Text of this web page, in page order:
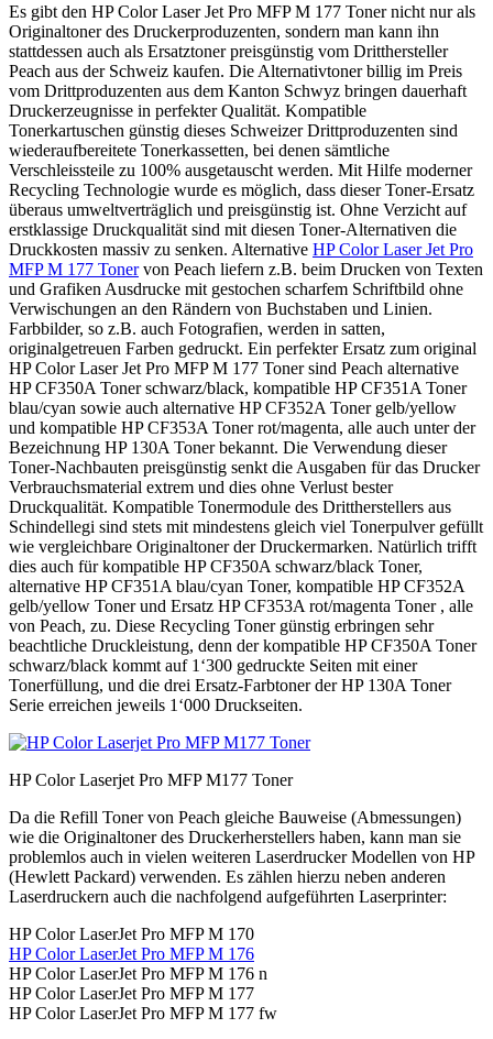
Es gibt den HP Color Laser Jet Pro MFP M 177 Toner nicht nur als
Originaltoner des Druckerproduzenten, sondern man kann ihn
stattdessen auch als Ersatztoner preisgünstig vom Dritthersteller
Peach aus der Schweiz kaufen. Die Alternativtoner billig im Preis
vom Drittproduzenten aus dem Kanton Schwyz bringen dauerhaft
Druckerzeugnisse in perfekter Qualität. Kompatible
Tonerkartuschen günstig dieses Schweizer Drittproduzenten sind
wiederaufbereitete Tonerkassetten, bei denen sämtliche
Verschleissteile zu 100% ausgetauscht werden. Mit Hilfe moderner
Recycling Technologie wurde es möglich, dass dieser Toner-Ersatz
überaus umweltverträglich und preisgünstig ist. Ohne Verzicht auf
erstklassige Druckqualität sind mit diesen Toner-Alternativen die
Druckkosten massiv zu senken. Alternative HP Color Laser Jet Pro
MFP M 177 Tonervon Peach liefern z.B. beim Drucken von Texten
und Grafiken Ausdrucke mit gestochen scharfem Schriftbild ohne
Verwischungen an den Rändern von Buchstaben und Linien.
Farbbilder, so z.B. auch Fotografien, werden in satten,
originalgetreuen Farben gedruckt. Ein perfekter Ersatz zum original
HP Color Laser Jet Pro MFP M 177 Toner sind Peach alternative
HP CF350A Toner schwarz/black, kompatible HP CF351A Toner
blau/cyan sowie auch alternative HP CF352A Toner gelb/yellow
und kompatible HP CF353A Toner rot/magenta, alle auch unter der
Bezeichnung HP 130A Toner bekannt. Die Verwendung dieser
Toner-Nachbauten preisgünstig senkt die Ausgaben für das Drucker
Verbrauchsmaterial extrem und dies ohne Verlust bester
Druckqualität. Kompatible Tonermodule des Drittherstellers aus
Schindellegi sind stets mit mindestens gleich viel Tonerpulver gefüllt
wie vergleichbare Originaltoner der Druckermarken. Natürlich trifft
dies auch für kompatible HP CF350A schwarz/black Toner,
alternative HP CF351A blau/cyan Toner, kompatible HP CF352A
gelb/yellow Toner und Ersatz HP CF353A rot/magenta Toner , alle
von Peach, zu. Diese Recycling Toner günstig erbringen sehr
beachtliche Druckleistung, denn der kompatible HP CF350A Toner
schwarz/black kommt auf 1‘300 gedruckte Seiten mit einer
Tonerfüllung, und die drei Ersatz-Farbtoner der HP 130A Toner
Serie erreichen jeweils 1‘000 Druckseiten.
HP Color Laserjet Pro MFP M177 Toner
Da die Refill Toner von Peach gleiche Bauweise (Abmessungen)
wie die Originaltoner des Druckerherstellers haben, kann man sie
problemlos auch in vielen weiteren Laserdrucker Modellen von HP
(Hewlett Packard) verwenden. Es zählen hierzu neben anderen
Laserdruckern auch die nachfolgend aufgeführten Laserprinter:
HP Color LaserJet Pro MFP M 170
HP Color LaserJet Pro MFP M 176
HP Color LaserJet Pro MFP M 176 n
HP Color LaserJet Pro MFP M 177
HP Color LaserJet Pro MFP M 177 fw